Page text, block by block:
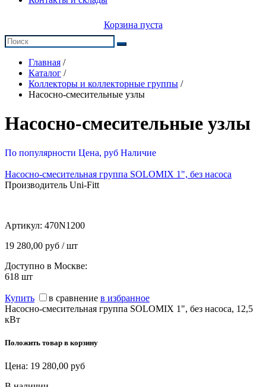
Корзина пуста
Главная /
Каталог /
Коллекторы и коллекторные группы /
Насосно-смесительные узлы
Насосно-смесительные узлы
По популярности Цена, руб Наличие
Насосно-смесительная группа SOLOMIX 1", без насоса
Производитель Uni-Fitt
Артикул: 470N1200
19 280,00 руб / шт
Доступно в Москве:
618 шт
Купить в сравнение в избранное
Насосно-смесительная группа SOLOMIX 1", без насоса, 12,5
кВт
Положить товар в корзину
Цена: 19 280,00 руб